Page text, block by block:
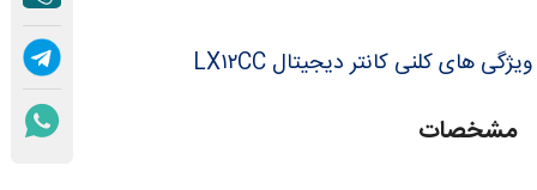
ویژگی های کلنی کانتر دیجیتال LX۱۲CC
مشخصات